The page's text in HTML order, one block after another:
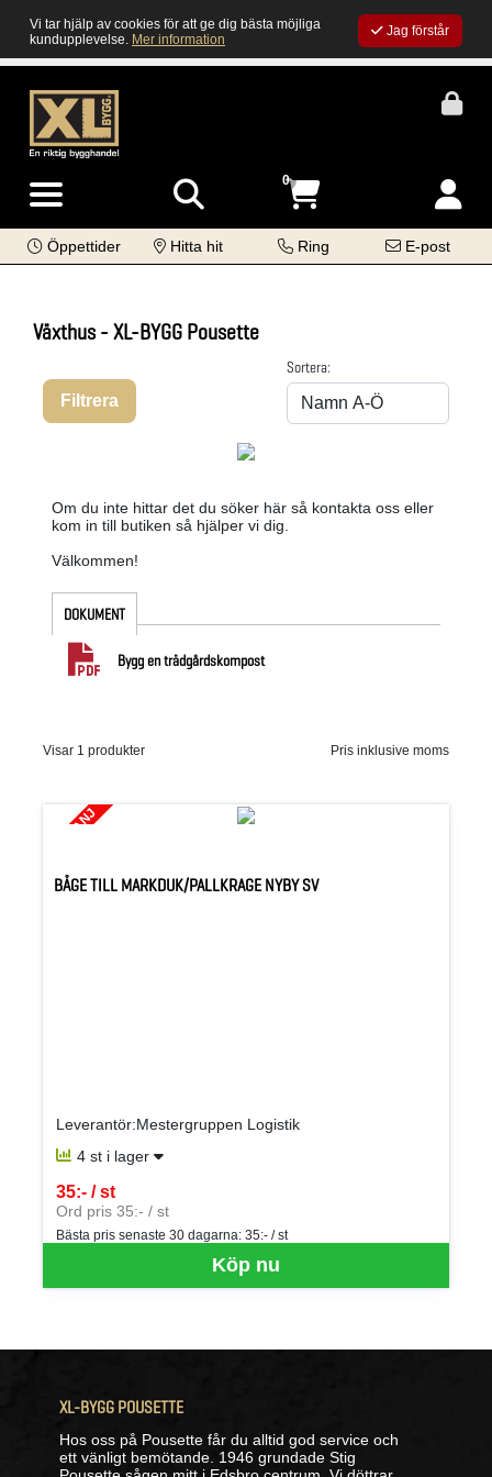
Vi tar hjälp av cookies för att ge dig bästa möjliga
kundupplevelse. Mer information
Jag förstår
0
Öppettider Hitta hit Ring E-post
Växthus - XL-BYGG Pousette
Filtrera
Sortera:
Om du inte hittar det du söker här så kontakta oss eller
kom in till butiken så hjälper vi dig.
Välkommen!
DOKUMENT
Bygg en trädgårdskompost
Visar 1 produkter Pris inklusive moms
KAMPANJ
BÅGE TILL MARKDUK/PALLKRAGE NYBY SV
Leverantör:Mestergruppen Logistik
4 st i lager
Köp nu
35:- / st
SEK per ST
Ord pris 35:- / st
Bästa pris senaste 30 dagarna: 35:- / st
XL-BYGG POUSETTE
Hos oss på Pousette får du alltid god service och
ett vänligt bemötande. 1946 grundade Stig